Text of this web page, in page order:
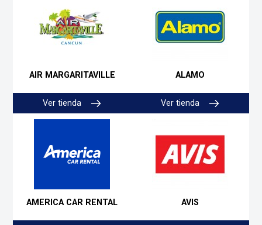
AIR MARGARITAVILLE
Ver tienda
ALAMO
Ver tienda
AMERICA CAR RENTAL AVIS